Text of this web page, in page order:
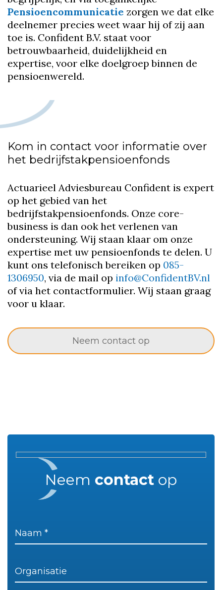
Pensioencommunicatie zorgen we dat elke
deelnemer precies weet waar hij of zij aan
toe is. Confident B.V. staat voor
betrouwbaarheid, duidelijkheid en
expertise, voor elke doelgroep binnen de
pensioenwereld.
Kom in contact voor informatie over
het bedrijfstakpensioenfonds
Actuarieel Adviesbureau Confident is expert
op het gebied van het
bedrijfstakpensioenfonds. Onze core-
business is dan ook het verlenen van
ondersteuning. Wij staan klaar om onze
expertise met uw pensioenfonds te delen. U
kunt ons telefonisch bereiken op 085-
1306950, via de mail op info@ConfidentBV.nl
of via het contactformulier. Wij staan graag
voor u klaar.
Neem contact op
Neem contact op